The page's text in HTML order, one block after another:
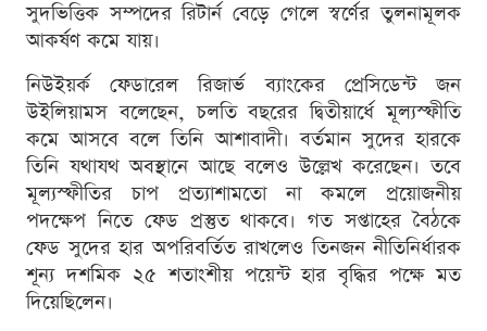
সুদভিত্তিক সম্পদের রিটার্ন বেড়ে গেলে স্বর্ণের তুলনামূলক
আকর্ষণ কমে যায়।
নিউইয়র্ক ফেডারেল রিজার্ভ ব্যাংকের প্রেসিডেন্ট জন
উইলিয়ামস বলেছেন, চলতি বছরের দ্বিতীয়ার্ধে মূল্যস্ফীতি
কমে আসবে বলে তিনি আশাবাদী। বর্তমান সুদের হারকে
তিনি যথাযথ অবস্থানে আছে বলেও উল্লেখ করেছেন। তবে
মূল্যস্ফীতির চাপ প্রত্যাশামতো না কমলে প্রয়োজনীয়
পদক্ষেপ নিতে ফেড প্রস্তুত থাকবে। গত সপ্তাহের বৈঠকে
ফেড সুদের হার অপরিবর্তিত রাখলেও তিনজন নীতিনির্ধারক
শূন্য দশমিক ২৫ শতাংশীয় পয়েন্ট হার বৃদ্ধির পক্ষে মত
দিয়েছিলেন।